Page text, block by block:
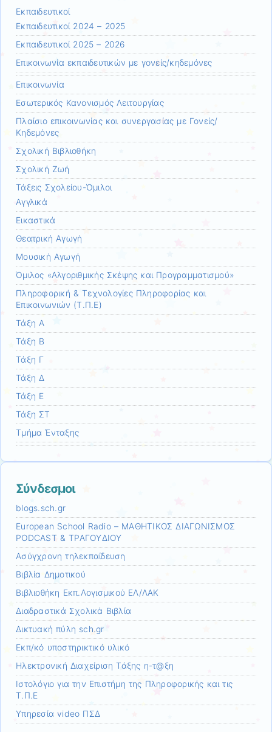
Εκπαιδευτικοί
Εκπαιδευτικοί 2024 – 2025
Εκπαιδευτικοί 2025 – 2026
Επικοινωνία εκπαιδευτικών με γονείς/κηδεμόνες
Επικοινωνία
Εσωτερικός Κανονισμός Λειτουργίας
Πλαίσιο επικοινωνίας και συνεργασίας με Γονείς/
Κηδεμόνες
Σχολική Βιβλιοθήκη
Σχολική Ζωή
Τάξεις Σχολείου-Όμιλοι
Αγγλικά
Εικαστικά
Θεατρική Αγωγή
Μουσική Αγωγή
Όμιλος «Αλγοριθμικής Σκέψης και Προγραμματισμού»
Πληροφορική & Τεχνολογίες Πληροφορίας και
Επικοινωνιών (Τ.Π.Ε)
Τάξη Α
Τάξη Β
Τάξη Γ
Τάξη Δ
Τάξη Ε
Τάξη ΣΤ
Τμήμα Ένταξης
Σύνδεσμοι
blogs.sch.gr
European School Radio – ΜΑΘΗΤΙΚΟΣ ΔΙΑΓΩΝΙΣΜΟΣ
PODCAST & ΤΡΑΓΟΥΔΙΟΥ
Ασύγχρονη τηλεκπαίδευση
Βιβλία Δημοτικού
Βιβλιοθήκη Εκπ.Λογισμικού ΕΛ/ΛΑΚ
Διαδραστικά Σχολικά Βιβλία
Δικτυακή πύλη sch.gr
Εκπ/κό υποστηρικτικό υλικό
Ηλεκτρονική Διαχείριση Τάξης η-τ@ξη
Ιστολόγιο για την Επιστήμη της Πληροφορικής και τις
Τ.Π.Ε
Υπηρεσία video ΠΣΔ